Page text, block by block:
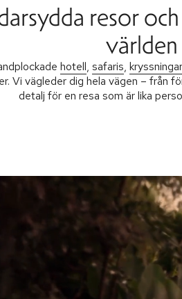
resor
hotell, safaris, kryssningar
Vi vägleder dig hela vägen – från
detalj för en resa som är lika